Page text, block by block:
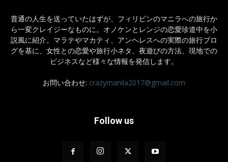
普通の人生を送っていたはずが、フィリピンのマニラへの旅行か
ら一変クレイジーなものに。オノケンとレンジの恋愛珍道中を小
説風に紹介。マラテやマカティ、アンヘレスへの実際の旅行ブロ
グを基に、女性との恋愛や旅行小ネタ、夜遊びの方法、現地での
ビジネスなど様々な情報を発信します。
お問い合わせ: crazymanila2017@gmail.com
Follow us